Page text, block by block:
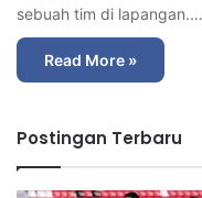
sebuah tim di lapangan.…
Read More »
Postingan Terbaru